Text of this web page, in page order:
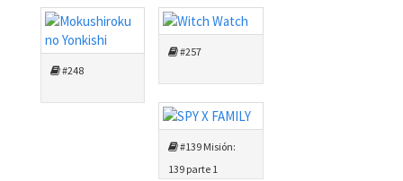
esperada
#248
#257
#139 Misión:
139 parte 1